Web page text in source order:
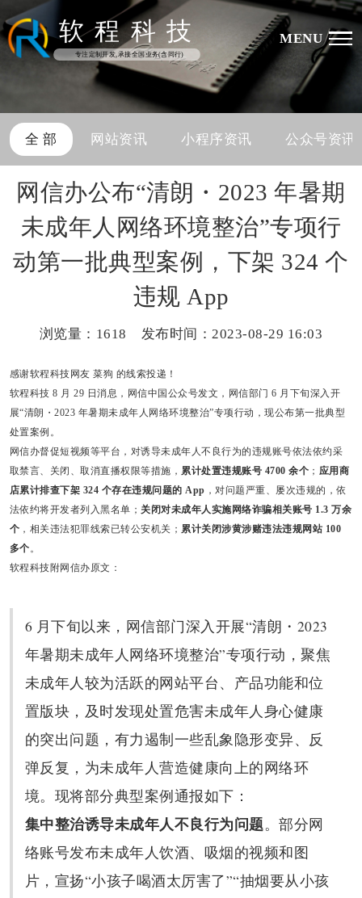
软 程 科 技
专注定制开发,承接全国业务(含同行)
MENU
全 部 网站资讯 小程序资讯 公众号资讯
网信办公布“清朗・2023 年暑期
未成年人网络环境整治”专项行
动第一批典型案例，下架 324 个
违规 App
浏览量： 1618 发布时间：2023-08-29 16:03
感谢软程科技网友菜狗 的线索投递！
软程科技 8 月 29 日消息，网信中国公众号发文，网信部门 6 月下旬深入开
展“清朗・2023 年暑期未成年人网络环境整治”专项行动，现公布第一批典型
处置案例。
网信办督促短视频等平台，对诱导未成年人不良行为的违规账号依法依约采
取禁言、关闭、取消直播权限等措施， 累计处置违规账号 4700 余个 ； 应用商
店累计排查下架 324 个存在违规问题的 App ，对问题严重、屡次违规的，依
法依约将开发者列入黑名单； 关闭对未成年人实施网络诈骗相关账号 1.3 万余
个 ，相关违法犯罪线索已转公安机关； 累计关闭涉黄涉赌违法违规网站 100
多个 。
软程科技附网信办原文：
6 月下旬以来，网信部门深入开展“清朗・2023
年暑期未成年人网络环境整治”专项行动，聚焦
未成年人较为活跃的网站平台、产品功能和位
置版块，及时发现处置危害未成年人身心健康
的突出问题，有力遏制一些乱象隐形变异、反
弹反复，为未成年人营造健康向上的网络环
境。现将部分典型案例通报如下：
集中整治诱导未成年人不良行为问题。部分网
络账号发布未成年人饮酒、吸烟的视频和图
片，宣扬“小孩子喝酒太厉害了”“抽烟要从小孩